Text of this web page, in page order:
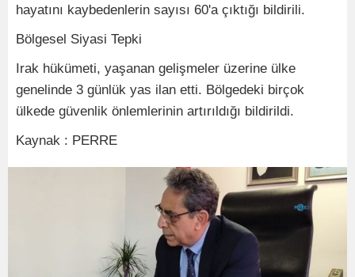
hayatını kaybedenlerin sayısı 60'a çıktığı bildirili.
Bölgesel Siyasi Tepki
Irak hükümeti, yaşanan gelişmeler üzerine ülke
genelinde 3 günlük yas ilan etti. Bölgedeki birçok
ülkede güvenlik önlemlerinin artırıldığı bildirildi.
Kaynak : PERRE